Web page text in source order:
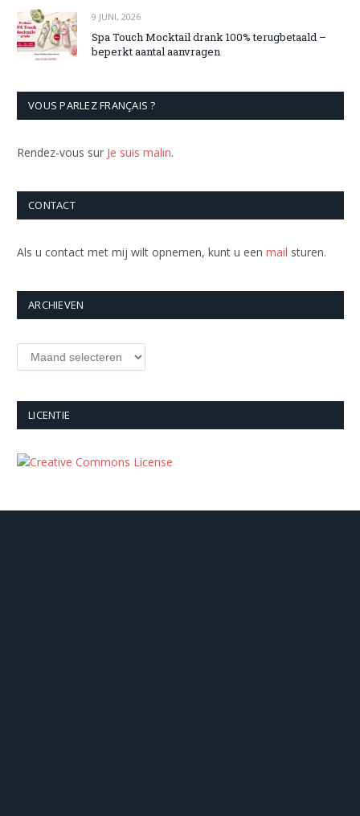
9 JUNI, 2026
Spa Touch Mocktail drank 100% terugbetaald –
beperkt aantal aanvragen
VOUS PARLEZ FRANÇAIS ?
Rendez-vous sur Je suis malin.
CONTACT
Als u contact met mij wilt opnemen, kunt u een mail sturen.
ARCHIEVEN
Archieven
LICENTIE